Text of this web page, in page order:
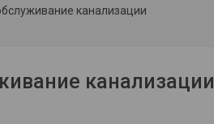
канализации
канализации